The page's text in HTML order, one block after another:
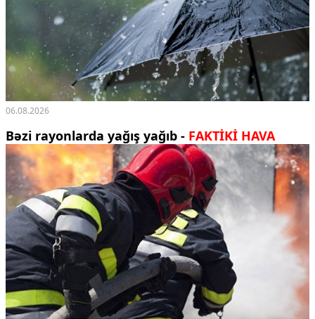
06.08.2026
Bəzi rayonlarda yağış yağıb - FAKTİKİ HAVA